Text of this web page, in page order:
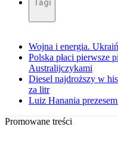
Tagi
Wojna i energia.
Polska płaci pierwsze
Australijczykami
Diesel najdroższy w
za litr
Luiz Hanania
Promowane treści